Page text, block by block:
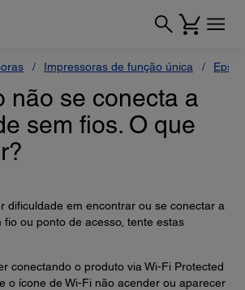
Impressoras de função única
não se conecta a
sem fios. O que
dificuldade em encontrar ou se conectar a
fio ou ponto de acesso, tente estas
conectando o produto via Wi-Fi Protected
o ícone de Wi-Fi não acender ou aparecer